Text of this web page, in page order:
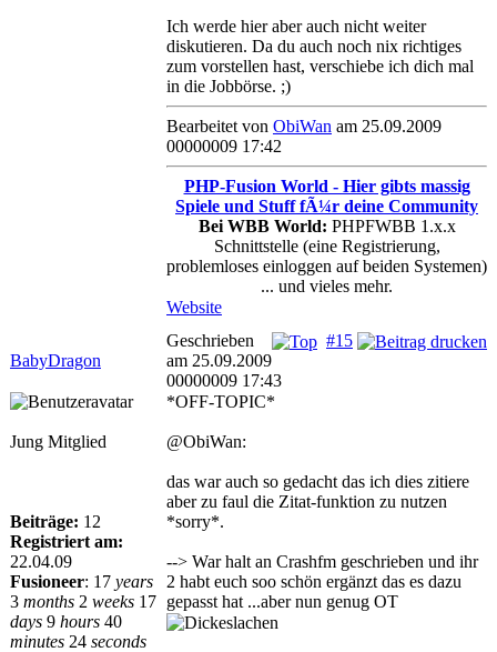
Ich werde hier aber auch nicht weiter
diskutieren. Da du auch noch nix richtiges
zum vorstellen hast, verschiebe ich dich mal
in die Jobbörse. ;)
Bearbeitet von ObiWan am 25.09.2009
00000009 17:42
PHP-Fusion World - Hier gibts massig
Spiele und Stuff fÃ¼r deine Community
Bei WBB World: PHPFWBB 1.x.x
Schnittstelle (eine Registrierung,
problemloses einloggen auf beiden Systemen)
... und vieles mehr.
Website
BabyDragon
#15
Geschrieben
am 25.09.2009
00000009 17:43
Jung Mitglied
Beiträge: 12
Registriert am:
22.04.09
Fusioneer: 17 years
3 months 2 weeks 17
days 9 hours 40
minutes 24 seconds
*OFF-TOPIC*
@ObiWan:
das war auch so gedacht das ich dies zitiere
aber zu faul die Zitat-funktion zu nutzen
*sorry*.
--> War halt an Crashfm geschrieben und ihr
2 habt euch soo schön ergänzt das es dazu
gepasst hat ...aber nun genug OT